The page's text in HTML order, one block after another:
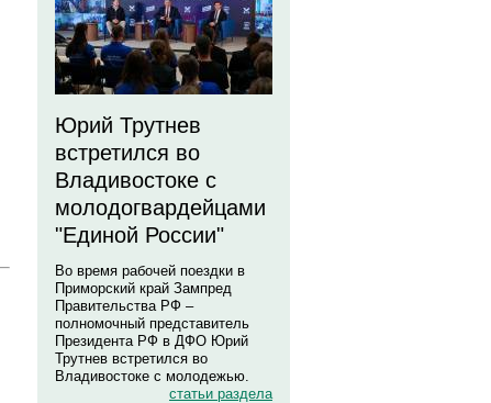
Юрий Трутнев
встретился во
Владивостоке с
молодогвардейцами
"Единой России"
Во время рабочей поездки в
Приморский край Зампред
Правительства РФ –
полномочный представитель
Президента РФ в ДФО Юрий
Трутнев встретился во
Владивостоке с молодежью.
статьи раздела